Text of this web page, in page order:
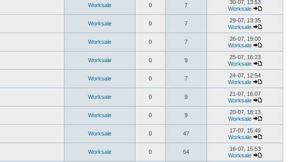
Worksale 0 7
30-07, 13:53
Worksale
Worksale 0 7
29-07, 13:35
Worksale
Worksale 0 7
26-07, 19:00
Worksale
Worksale 0 9
25-07, 16:23
Worksale
Worksale 0 7
24-07, 12:54
Worksale
Worksale 0 9
21-07, 16:07
Worksale
Worksale 0 9
20-07, 18:13
Worksale
Worksale 0 47
17-07, 15:49
Worksale
Worksale 0 54
16-07, 15:53
Worksale